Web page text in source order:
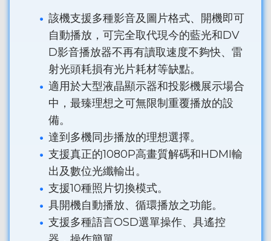
該機支援多種影音及圖片格式、開機即可
自動播放，可完全取代現今的藍光和DV
D影音播放器不再有讀取速度不夠快、雷
射光頭耗損有光片耗材等缺點。
適用於大型液晶顯示器和投影機展示場合
中，最臻理想之可無限制重覆播放的設
備。
達到多機同步播放的理想選擇。
支援真正的1080P高畫質解碼和HDMI輸
出及數位光纖輸出。
支援10種照片切換模式。
具開機自動播放、循環播放之功能。
支援多種語言OSD選單操作、具遙控